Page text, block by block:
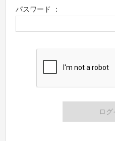
パスワード ：